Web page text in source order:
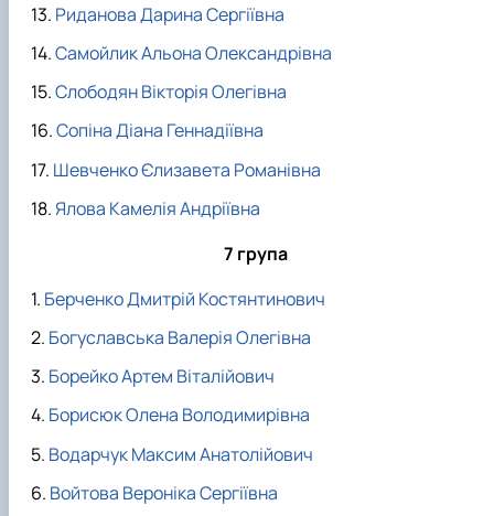
Риданова Дарина Сергіївна
Самойлик Альона Олександрівна
Слободян Вікторія Олегівна
Сопіна Діана Геннадіївна
Шевченко Єлизавета Романівна
Ялова Камелія Андріївна
7 група
Берченко Дмитрій Костянтинович
Богуславська Валерія Олегівна
Борейко Артем Віталійович
Борисюк Олена Володимирівна
Водарчук Максим Анатолійович
Войтова Вероніка Сергіївна